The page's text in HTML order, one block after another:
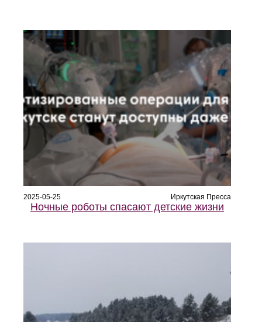
2025-05-25 Иркутская Пресса
Ночные роботы спасают детские жизни